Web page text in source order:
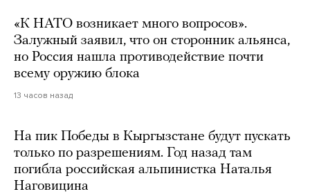
«К НАТО возникает много вопросов».
Залужный заявил, что он сторонник альянса,
но Россия нашла противодействие почти
всему оружию блока
13 часов назад
На пик Победы в Кыргызстане будут пускать
только по разрешениям. Год назад там
погибла российская альпинистка Наталья
Наговицина